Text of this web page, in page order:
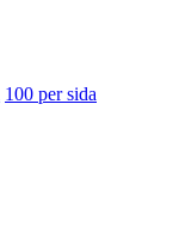
100 per sida